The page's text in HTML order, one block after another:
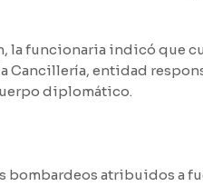
la funcionaria indicó que
Cancillería, entidad
diplomático.
bombardeos atribuidos a